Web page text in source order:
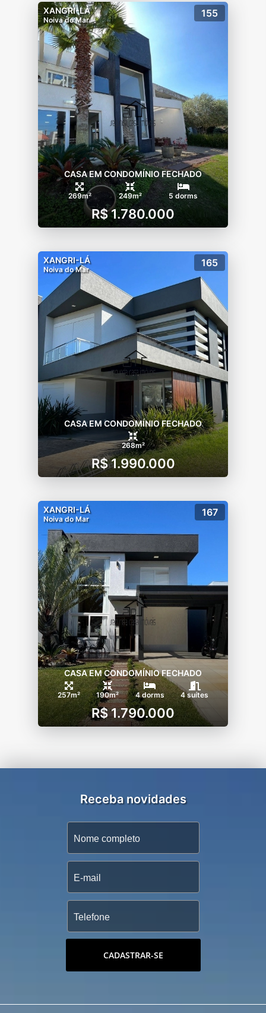
XANGRI-LÁ
Noiva do Mar
155
CASA EM CONDOMÍNIO FECHADO
269m² 249m² 5 dorms
R$ 1.780.000
XANGRI-LÁ
Noiva do Mar
165
CASA EM CONDOMÍNIO FECHADO
268m²
R$ 1.990.000
XANGRI-LÁ
Noiva do Mar
167
CASA EM CONDOMÍNIO FECHADO
257m² 190m² 4 dorms 4 suítes
R$ 1.790.000
Receba novidades
CADASTRAR-SE